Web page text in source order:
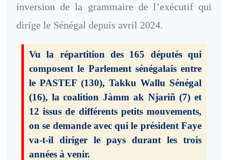
inversion de la grammaire de l’exécutif qui
dirige le Sénégal depuis avril 2024.
Vu la répartition des 165 députés qui
composent le Parlement sénégalais entre
le PASTEF (130), Takku Wallu Sénégal
(16), la coalition Jàmm ak Njariñ (7) et
12 issus de différents petits mouvements,
on se demande avec qui le président Faye
va-t-il diriger le pays durant les trois
années à venir.